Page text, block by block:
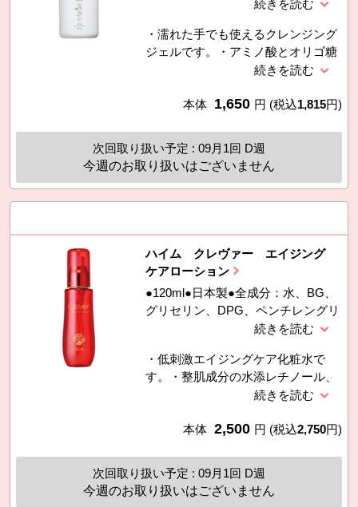
セリン、ＢＧ、ペンチレングリコー
ヒマシ油、ホホバ種子油、α−グルカ
ンオリゴサッカリド、ヒドロキシプ
ロリン、グリチルリチン酸２K、キ
ス、エチルヘキシルグリセリン、カ
ル酸アルキル（Ｃ１０−３０））ク
ロスポリマー、水酸化K、オレンジ
・濡れた手でも使えるクレンジング
ジェルです。・アミノ酸とオリゴ糖
（天然保湿成分）配合で、洗い上が
なうるおい感が得られます。・グリ
リチン酸2K）配合でお肌を健やかに
整えます。・防腐剤（パラベン・フ
ェノキシエタノール）、アルコール
不使用。・さわやかなシトラスハー
本体 1,650 円 (税込1,815円)
次回取り扱い予定 : 09月1回 D週
今週のお取り扱いはございません
ハイム クレヴァー エイジング
ケアローション
●120ml●日本製●全成分：水、BG、
グリセリン、DPG、ペンチレングリ
コール、メチルグルセス−２０、ベ
酸Ｎａ、トリ（カプリル／カプリン
酸）グリセリル、ラウロイルグルタ
ミン酸ジ（フィトステリル／オクチ
酸、メロン胎座エキス、アスペルギ
ール、ユビキノン、水添レシチン、
１，２−ヘキサンジオール、ＰＥＧ
・低刺激エイジングケア化粧水で
す。・整肌成分の水添レチノール、
コエンザイムQ10と、メロン胎座エ
エキスなど5種のうるおい成分を配
済み。スティンギングテスト済み。
（スティンギングテストとは、塗布
した時の皮膚への刺激（ピリピリ・
本体 2,500 円 (税込2,750円)
次回取り扱い予定 : 09月1回 D週
今週のお取り扱いはございません